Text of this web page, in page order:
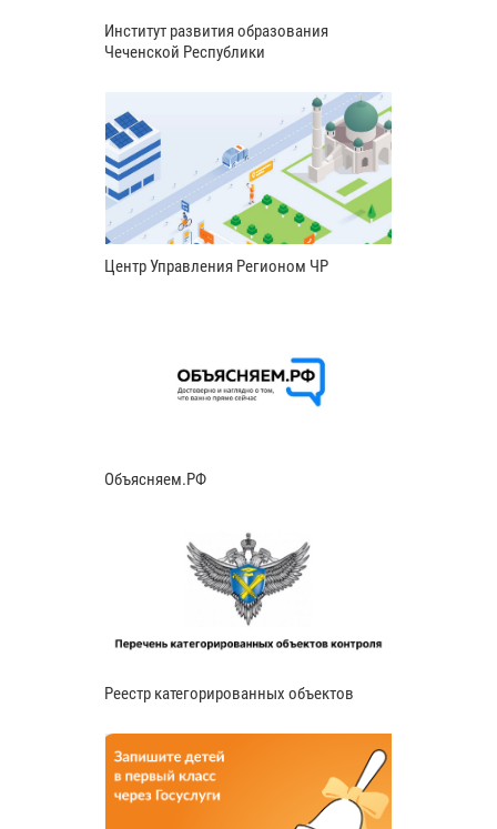
Институт развития образования
Чеченской Республики
Центр Управления Регионом ЧР
Объясняем.РФ
Реестр категорированных объектов